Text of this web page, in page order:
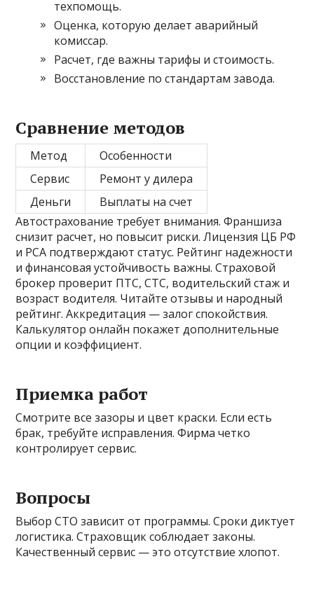
техпомощь.
Оценка, которую делает аварийный
комиссар.
Расчет, где важны тарифы и стоимость.
Восстановление по стандартам завода.
Сравнение методов
Метод
Особенности
Сервис
Ремонт у дилера
Деньги
Выплаты на счет
Автострахование требует внимания. Франшиза
снизит расчет, но повысит риски. Лицензия ЦБ РФ
и РСА подтверждают статус. Рейтинг надежности
и финансовая устойчивость важны. Страховой
брокер проверит ПТС, СТС, водительский стаж и
возраст водителя. Читайте отзывы и народный
рейтинг. Аккредитация — залог спокойствия.
Калькулятор онлайн покажет дополнительные
опции и коэффициент.
Приемка работ
Смотрите все зазоры и цвет краски. Если есть
брак, требуйте исправления. Фирма четко
контролирует сервис.
Вопросы
Выбор СТО зависит от программы. Сроки диктует
логистика. Страховщик соблюдает законы.
Качественный сервис — это отсутствие хлопот.